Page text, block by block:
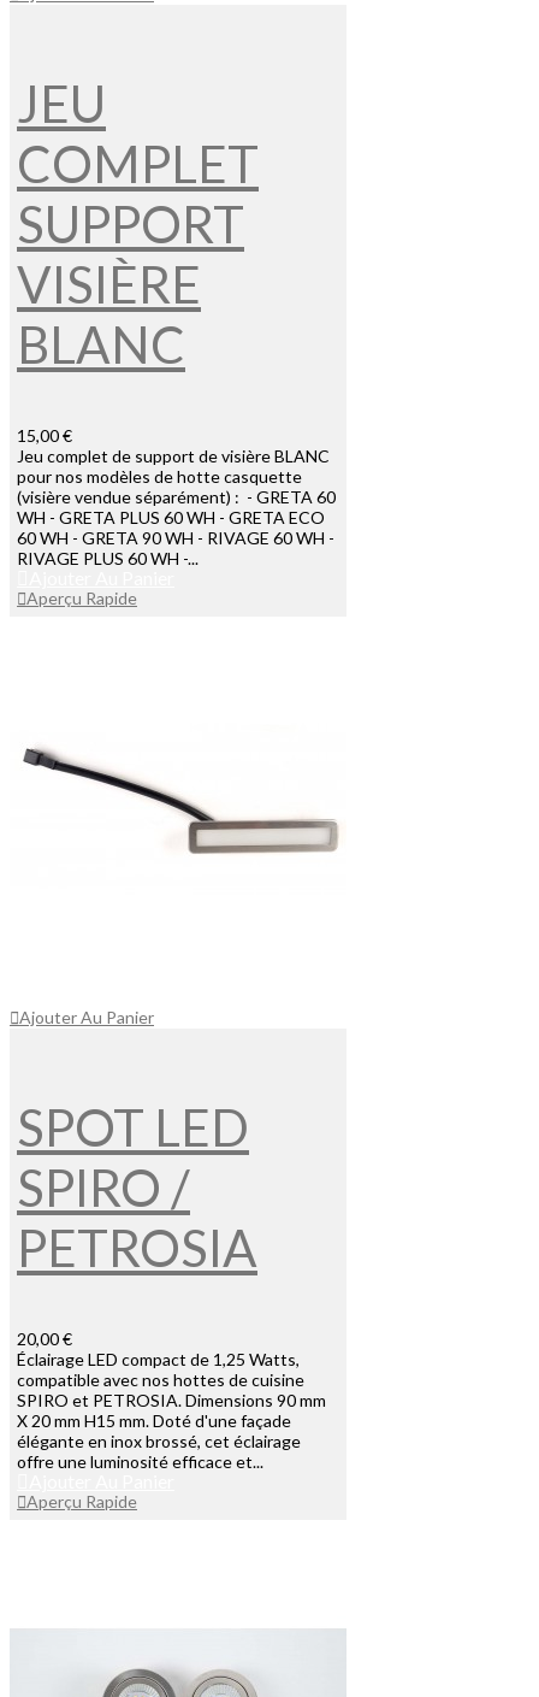
JEU
COMPLET
SUPPORT
VISIÈRE
BLANC
15,00 €
Jeu complet de support de visière BLANC
pour nos modèles de hotte casquette
(visière vendue séparément) : - GRETA 60
WH - GRETA PLUS 60 WH - GRETA ECO
60 WH - GRETA 90 WH - RIVAGE 60 WH -
RIVAGE PLUS 60 WH -...
Aperçu Rapide
Ajouter Au Panier
SPOT LED
SPIRO /
PETROSIA
20,00 €
Éclairage LED compact de 1,25 Watts,
compatible avec nos hottes de cuisine
SPIRO et PETROSIA. Dimensions 90 mm
X 20 mm H15 mm. Doté d'une façade
élégante en inox brossé, cet éclairage
offre une luminosité efficace et...
Aperçu Rapide